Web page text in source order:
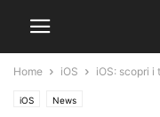
Home iOS iOS: scopri
iOS News